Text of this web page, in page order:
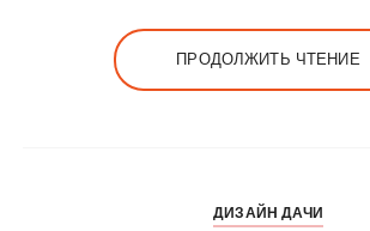
ПРОДОЛЖИТЬ ЧТЕНИЕ
ДИЗАЙН ДАЧИ